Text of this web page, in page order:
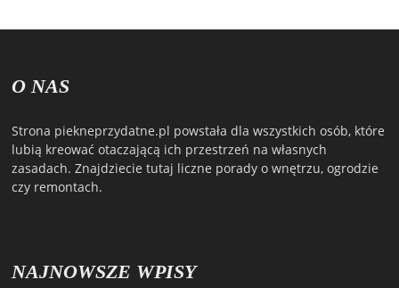
O NAS
Strona piekneprzydatne.pl powstała dla wszystkich osób, które
lubią kreować otaczającą ich przestrzeń na własnych
zasadach. Znajdziecie tutaj liczne porady o wnętrzu, ogrodzie
czy remontach.
NAJNOWSZE WPISY